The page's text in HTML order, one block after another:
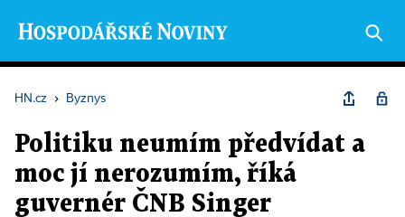
HN.cz › Byznys
Politiku neumím předvídat a
moc jí nerozumím, říká
guvernér ČNB Singer